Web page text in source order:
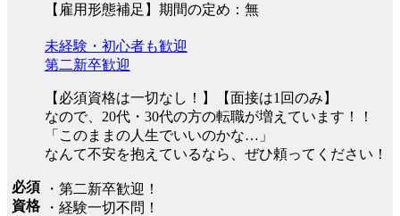
【雇用形態補足】期間の定め：無
必須
資格
未経験・初心者も歓迎
第二新卒歓迎
【必須資格は一切なし！】【面接は1回のみ】
なので、20代・30代の方の転職が増えています！！
「このままの人生でいいのかな…」
なんて不安を抱えているなら、ぜひ頼ってください！
・第二新卒歓迎！
・経験一切不問！